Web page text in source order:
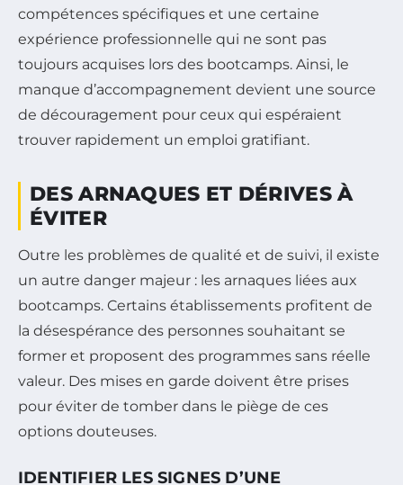
compétences spécifiques et une certaine
expérience professionnelle qui ne sont pas
toujours acquises lors des bootcamps. Ainsi, le
manque d’accompagnement devient une source
de découragement pour ceux qui espéraient
trouver rapidement un emploi gratifiant.
DES ARNAQUES ET DÉRIVES À
ÉVITER
Outre les problèmes de qualité et de suivi, il existe
un autre danger majeur : les arnaques liées aux
bootcamps. Certains établissements profitent de
la désespérance des personnes souhaitant se
former et proposent des programmes sans réelle
valeur. Des mises en garde doivent être prises
pour éviter de tomber dans le piège de ces
options douteuses.
IDENTIFIER LES SIGNES D’UNE